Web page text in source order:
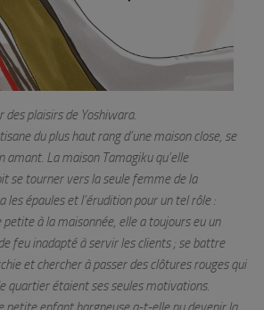
des plaisirs de Yoshiwara.
du plus haut rang d’une maison close, se
amant. La maison Tamagiku qu’elle
se tourner vers la seule femme de la
les épaules et l’érudition pour un tel rôle :
petite à la maisonnée, elle a toujours eu un
feu inadapté à servir les clients ; se battre
et chercher à passer des clôtures rouges qui
quartier étaient ses seules motivations.